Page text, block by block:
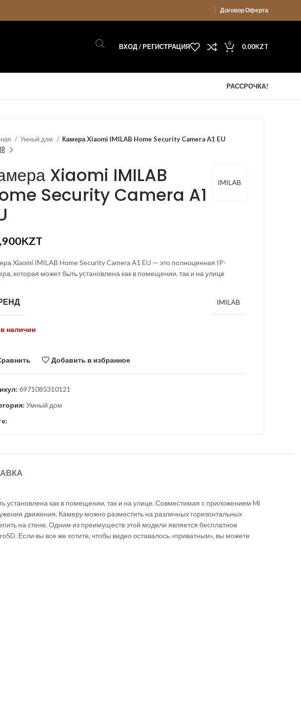
Договор Оферта
ВХОД / РЕГИСТРАЦИЯ 0 0.00KZT
РАССРОЧКА!
Умный дом Камера Xiaomi IMILAB Home Security Camera A1 EU
IMILAB
Xiaomi IMILAB
Security Camera A1
KZT
Xiaomi IMILAB Home Security Camera A1 EU — это полноценная IP-
которая может быть установлена как в помещении, так и на улице
IMILAB
наличии
Добавить в избранное
6971085310121
Умный дом
как в помещении, так и на улице. Совместимая с приложением Mi
движения. Камеру можно разместить на различных горизонтальных
на стене. Одним из преимуществ этой модели является бесплатное
Если вы все же хотите, чтобы видео оставалось «приватным», вы можете